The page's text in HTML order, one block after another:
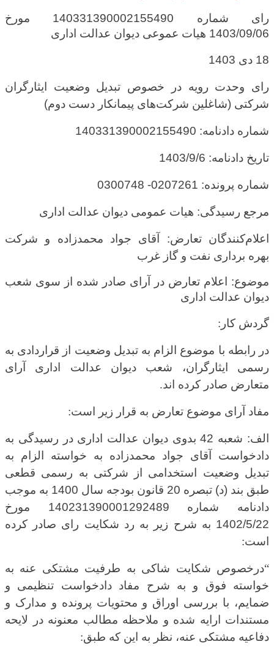
رای شماره 14‍033139‍0‍0‍0215549‍0 مورخ
14‍03/‍09/‍06 هیات عموعی دیوان عدالت اداری
18 دی 1403
رای وحدت رویه در خصوص تبدیل وضعیت ایثارگران
شرکتی (شاغلین شرکت‌های پیمانکار دست دوم)
شماره دادنامه: 140331390002155490
تاریخ دادنامه: 1403/9/6
شماره پرونده: 0207261- 0300748
مرجع رسیدگی: هیات عمومی دیوان عدالت اداری
اعلام‌کنندگان تعارض: آقای جواد محمدزاده و شرکت
بهره برداری نفت و گاز غرب
موضوع: اعلام تعارض در آرای صادر شده از سوی شعب
دیوان عدالت اداری
گردش کار :
در رابطه با موضوع الزام به تبدیل وضعیت از قراردادی به
رسمی ایثارگران، شعب دیوان عدالت اداری آرای
متعارض صادر کرده اند.
مفاد آرای موضوع تعارض به قرار زیر است:
الف: شعبه 42 بدوی دیوان عدالت اداری در رسیدگی به
دادخواست آقای جواد محمدزاده به خواسته الزام به
تبدیل وضعیت استخدامی از شرکتی به رسمی قطعی
طبق بند (د) تبصره 20 قانون بودجه سال 1400 به موجب
دادنامه شماره 140231390001292489 مورخ
1402/5/22 به شرح زیر به رد شکایت رای صادر کرده
است:
“درخصوص شکایت شاکی به طرفیت مشتکی عنه به
خواسته فوق و به شرح مفاد دادخواست تنظیمی و
ضمایم، با بررسی اوراق و محتویات پرونده و مدارک و
مستندات ارایه شده و ملاحظه مطالب معنونه در لایحه
دفاعیه مشتکی عنه، نظر به این که طبق: